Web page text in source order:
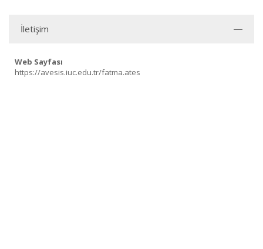
İletişim
Web Sayfası
https://avesis.iuc.edu.tr/fatma.ates